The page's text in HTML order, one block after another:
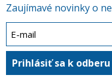
Zaujímavé novinky o